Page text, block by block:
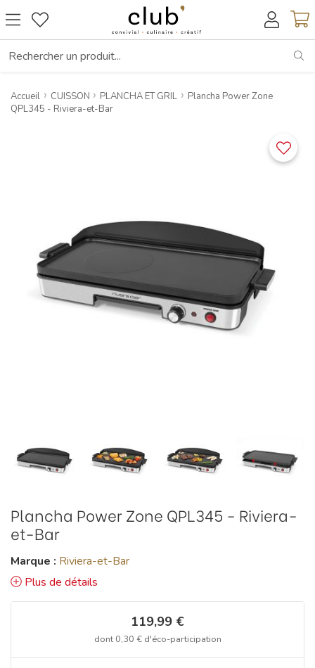
Accueil CUISSON PLANCHA ET GRIL
Plancha Power Zone
QPL345 - Riviera-et-Bar
Plancha Power Zone QPL345 - Riviera-
et-Bar
Marque : Riviera-et-Bar
Plus de détails
119,99 €
dont 0,30 €d'éco-participation